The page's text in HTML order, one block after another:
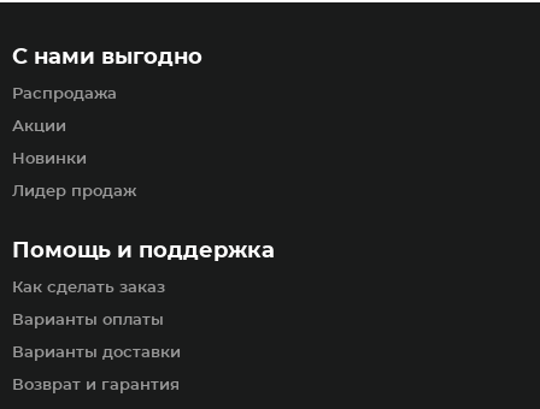
Помощь и поддержка
Как сделать заказ
Варианты оплаты
Варианты доставки
Возврат и гарантия
С нами выгодно
Распродажа
Акции
Новинки
Лидер продаж